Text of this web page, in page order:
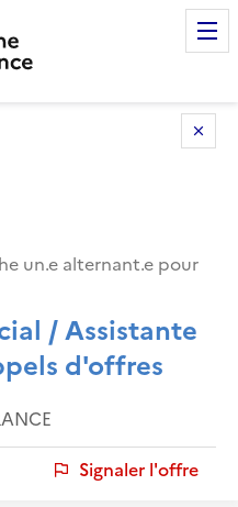
un.e alternant.e pour
/ Assistante
d'offres
Signaler l'offre